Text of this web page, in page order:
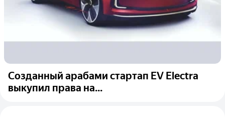
Созданный арабами стартап EV Electra
выкупил права на...